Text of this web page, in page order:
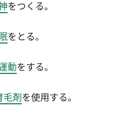
をつくる。
をとる。
動をする。
毛剤を使用する。